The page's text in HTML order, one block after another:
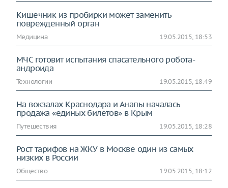
Кишечник из пробирки может заменить
поврежденный орган
Медицина 19.05.2015, 18:53
МЧС готовит испытания спасательного робота-
андроида
Технологии 19.05.2015, 18:49
На вокзалах Краснодара и Анапы началась
продажа «единых билетов» в Крым
Путешествия 19.05.2015, 18:28
Рост тарифов на ЖКУ в Москве один из самых
низких в России
Общество 19.05.2015, 18:12